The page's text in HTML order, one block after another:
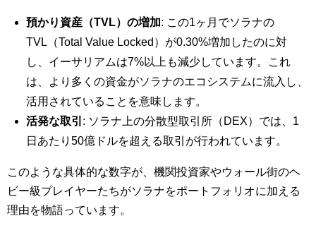
預かり資産（TVL）の増加: この1ヶ月でソラナの
TVL（Total Value Locked）が0.30%増加したのに対
し、イーサリアムは7%以上も減少しています。これ
は、より多くの資金がソラナのエコシステムに流入し、
活用されていることを意味します。
活発な取引 : ソラナ上の分散型取引所（DEX）では、1
日あたり50億ドルを超える取引が行われています。
このような具体的な数字が、機関投資家やウォール街のヘ
ビー級プレイヤーたちがソラナをポートフォリオに加える
理由を物語っています。